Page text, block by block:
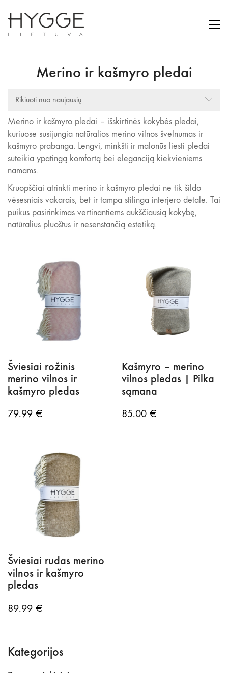
Merino ir kašmyro pledai
Rikiuoti nuo naujausių
Merino ir kašmyro pledai – išskirtinės kokybės pledai,
kuriuose susijungia natūralios merino vilnos švelnumas ir
kašmyro prabanga. Lengvi, minkšti ir malonūs liesti pledai
suteikia ypatingą komfortą bei eleganciją kiekvieniems
namams.
Kruopščiai atrinkti merino ir kašmyro pledai ne tik šildo
vėsesniais vakarais, bet ir tampa stilinga interjero detale. Tai
puikus pasirinkimas vertinantiems aukščiausią kokybę,
natūralius pluoštus ir nesenstančią estetiką.
Šviesiai rožinis
merino vilnos ir
kašmyro pledas
79.99 €
Kašmyro – merino
vilnos pledas | Pilka
sąmana
85.00 €
Šviesiai rudas merino
vilnos ir kašmyro
pledas
89.99 €
Kategorijos